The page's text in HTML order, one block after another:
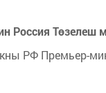
Россия
РФ Премьер-